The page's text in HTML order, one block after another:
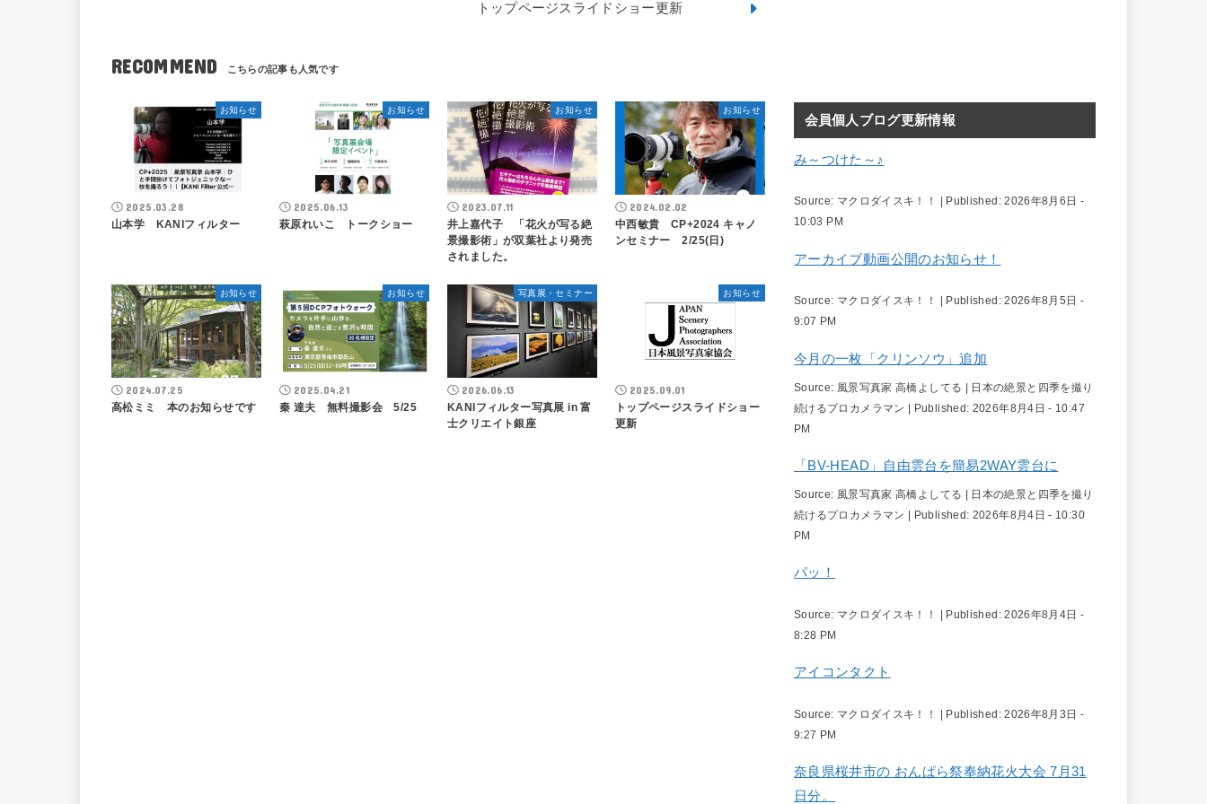
トップページスライドショー更新
RECOMMEND
お知らせ
2025.03.28
山本学 KANIフィルター
お知らせ
2025.06.13
萩原れいこ トークショー
お知らせ
2023.07.11
井上嘉代子 「花火が写る絶
景撮影術」が双葉社より発売
されました。
お知らせ
2024.02.02
中西敏貴 CP+2024 キャノ
ンセミナー 2/25(日)
お知らせ
2024.07.25
高松ミミ 本のお知らせです
お知らせ
2025.04.21
秦 達夫 無料撮影会 5/25
写真展・セミナー
2026.06.13
KANIフィルター写真展 in 富
士クリエイト銀座
お知らせ
2025.09.01
トップページスライドショー
更新
会員個人ブログ更新情報
み～つけた～♪
Source: マクロダイスキ！！ Published:2026年8月6日 -
10:03 PM
アーカイブ動画公開のお知らせ！
Source: マクロダイスキ！！ Published:2026年8月5日 -
9:07 PM
今月の一枚「クリンソウ」追加
Source: 風景写真家 高橋よしてる | 日本の絶景と四季を撮り
続けるプロカメラマン | Published: 2026年8月4日 - 10:47
PM
「BV-HEAD」自由雲台を簡易2WAY雲台に
Source: 風景写真家 高橋よしてる | 日本の絶景と四季を撮り
続けるプロカメラマン
Published: 2026年8月4日 - 10:30
PM
パッ！
Source: マクロダイスキ！！ Published:2026年8月4日 -
8:28 PM
アイコンタクト
Source: マクロダイスキ！！ Published:2026年8月3日 -
9:27 PM
奈良県桜井市の おんぱら祭奉納花火大会 7月31
日分。